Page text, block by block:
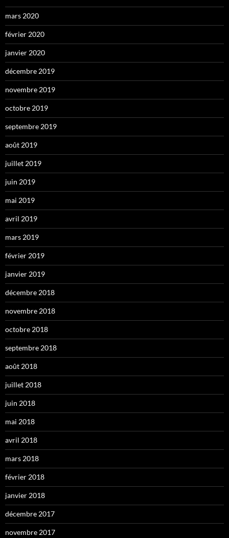
mars 2020
février 2020
janvier 2020
décembre 2019
novembre 2019
octobre 2019
septembre 2019
août 2019
juillet 2019
juin 2019
mai 2019
avril 2019
mars 2019
février 2019
janvier 2019
décembre 2018
novembre 2018
octobre 2018
septembre 2018
août 2018
juillet 2018
juin 2018
mai 2018
avril 2018
mars 2018
février 2018
janvier 2018
décembre 2017
novembre 2017